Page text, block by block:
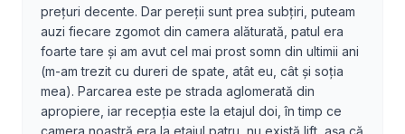
prețuri decente. Dar pereții sunt prea subțiri, puteam
auzi fiecare zgomot din camera alăturată, patul era
foarte tare și am avut cel mai prost somn din ultimii ani
(m-am trezit cu dureri de spate, atât eu, cât și soția
mea). Parcarea este pe strada aglomerată din
apropiere, iar recepția este la etajul doi, în timp ce
camera noastră era la etajul patru, nu există lift, așa că